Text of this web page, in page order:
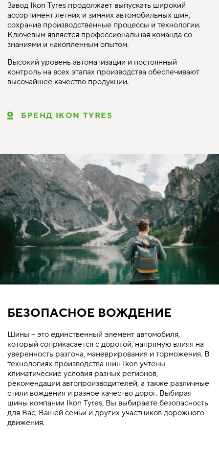
Завод Ikon Tyres продолжает выпускать широкий
ассортимент летних и зимних автомобильных шин,
сохранив производственные процессы и технологии.
Ключевым является профессиональная команда со
знаниями и накопленным опытом.
Высокий уровень автоматизации и постоянный
контроль на всех этапах производства обеспечивают
высочайшее качество продукции.
БРЕНД IKON TYRES
БЕЗОПАСНОЕ ВОЖДЕНИЕ
Шины – это единственный элемент автомобиля,
который соприкасается с дорогой, напрямую влияя на
уверенность разгона, маневрирования и торможения. В
технологиях производства шин Ikon учтены
климатические условия разных регионов,
рекомендации автопроизводителей, а также различные
стили вождения и разное качество дорог. Выбирая
шины компании Ikon Tyres, Вы выбираете безопасность
для Вас, Вашей семьи и других участников дорожного
движения.